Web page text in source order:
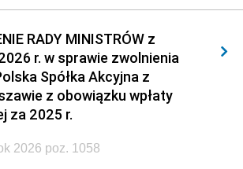
2013 2012
2010 2009
2007 2006
2004 2003
2001
1998
RADY MINISTRÓW z
r. w sprawie zwolnienia
Spółka Akcyjna z
z obowiązku wpłaty
za 2025 r.
2026 poz. 1058